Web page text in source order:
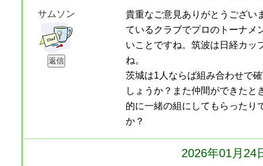
サムソン
貴重なご意見ありがとうござい
ているクラブでプロのトーナメ
いことですね。筑波は日経カッ
ね。
茨城は1人ならば組み合わせで
しょうか？また仲間ができたと
的に一緒の組にしてもらったり
か？
2026年01月24